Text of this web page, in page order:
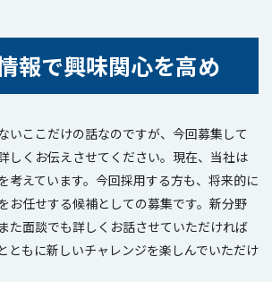
いここだけの話なのですが、今回募集して
しくお伝えさせてください。現在、当社は
考えています。今回採用する方も、将来的に
お任せする候補としての募集です。新分野
た面談でも詳しくお話させていただければ
ともに新しいチャレンジを楽しんでいただけ